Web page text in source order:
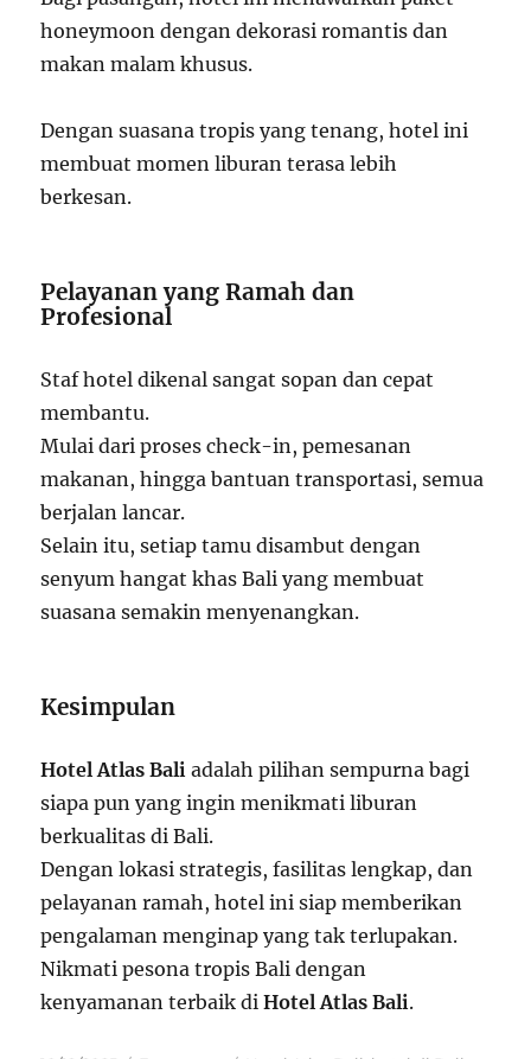
honeymoon dengan dekorasi romantis dan
makan malam khusus.
Dengan suasana tropis yang tenang, hotel ini
membuat momen liburan terasa lebih
berkesan.
Pelayanan yang Ramah dan
Profesional
Staf hotel dikenal sangat sopan dan cepat
membantu.
Mulai dari proses check-in, pemesanan
makanan, hingga bantuan transportasi, semua
berjalan lancar.
Selain itu, setiap tamu disambut dengan
senyum hangat khas Bali yang membuat
suasana semakin menyenangkan.
Kesimpulan
Hotel Atlas Bali adalah pilihan sempurna bagi
siapa pun yang ingin menikmati liburan
berkualitas di Bali.
Dengan lokasi strategis, fasilitas lengkap, dan
pelayanan ramah, hotel ini siap memberikan
pengalaman menginap yang tak terlupakan.
Nikmati pesona tropis Bali dengan
kenyamanan terbaik diHotel Atlas Bali.